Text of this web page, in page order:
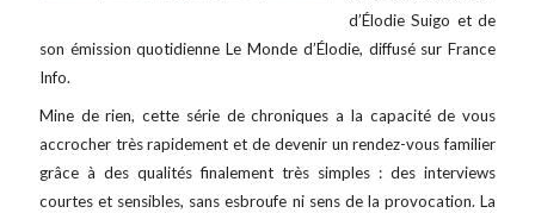
d’Élodie Suigo et de
son émission quotidienne Le Monde d’Élodie, diffusé sur France
Info.
Mine de rien, cette série de chroniques a la capacité de vous
accrocher très rapidement et de devenir un rendez-vous familier
grâce à des qualités finalement très simples : des interviews
courtes et sensibles, sans esbroufe ni sens de la provocation. La